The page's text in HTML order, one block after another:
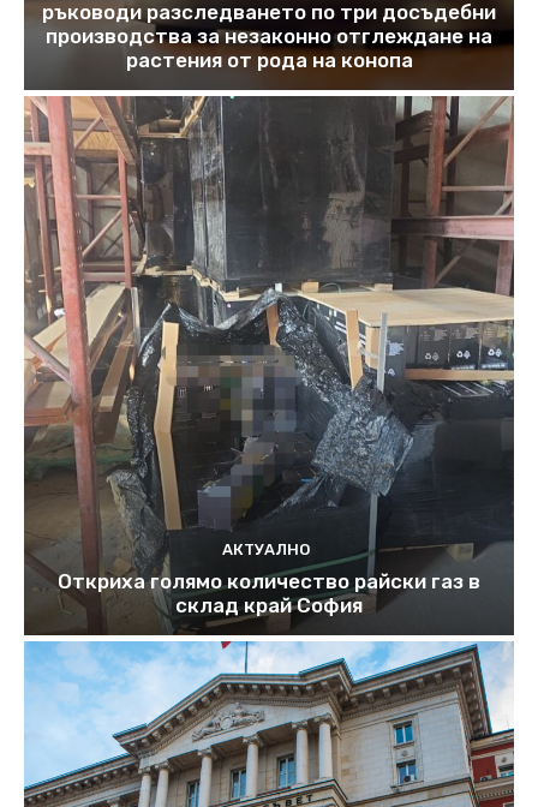
ръководи разследването по три досъдебни
производства за незаконно отглеждане на
растения от рода на конопа
АКТУАЛНО
Откриха голямо количество райски газ в
склад край София